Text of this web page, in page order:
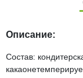
Описание:
Состав: